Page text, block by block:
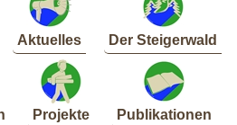
Aktuelles Der Steigerwald
Projekte Publikationen